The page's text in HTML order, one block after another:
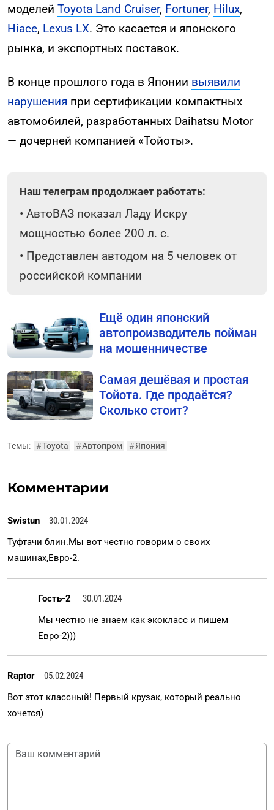
моделей Toyota Land Cruiser, Fortuner, Hilux,
Hiace, Lexus LX. Это касается и японского
рынка, и экспортных поставок.
В конце прошлого года в Японии выявили
нарушения при сертификации компактных
автомобилей, разработанных Daihatsu Motor
— дочерней компанией «Тойоты».
Наш телеграм продолжает работать:
• АвтоВАЗ показал Ладу Искру
мощностью более 200 л. с.
• Представлен автодом на 5 человек от
российской компании
Ещё один японский
автопроизводитель пойман
на мошенничестве
Самая дешёвая и простая
Тойота. Где продаётся?
Сколько стоит?
Темы: #Toyota #Автопром #Япония
Комментарии
Swistun
30.01.2024
Туфтачи блин.Мы вот честно говорим о своих
машинах,Евро-2.
Гость-2
30.01.2024
Мы честно не знаем как экокласс и пишем
Евро-2)))
Raptor
05.02.2024
Вот этот классный! Первый крузак, который реально
хочется)